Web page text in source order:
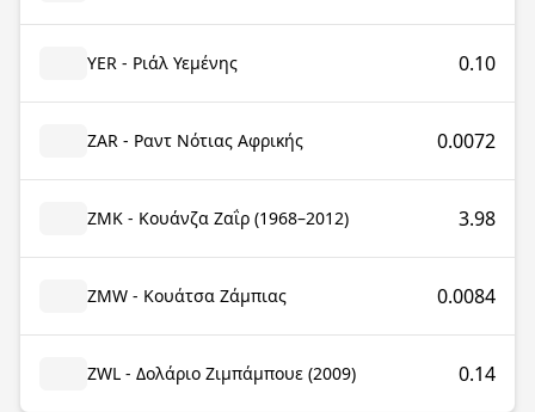
YER - Ριάλ Υεμένης 0.10
ZAR - Ραντ Νότιας Αφρικής 0.0072
ZMK - Κουάνζα Ζαΐρ (1968–2012) 3.98
ZMW - Κουάτσα Ζάμπιας 0.0084
ZWL - Δολάριο Ζιμπάμπουε (2009) 0.14